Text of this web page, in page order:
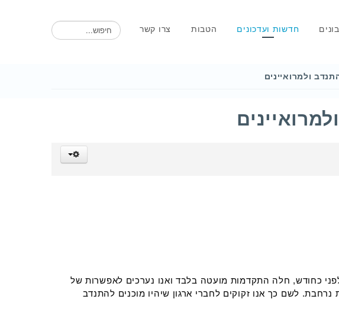
חדשות ועדכונים הטבות צרו קשר חיפוש
ולמרואיינים
כחודש, חלה התקדמות מועטה בלבד ואנו נערכים לאפשרות של
לשם כך אנו זקוקים לחברי ארגון שיהיו מוכנים להתנדב